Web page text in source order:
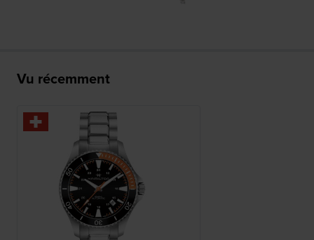
Vu récemment